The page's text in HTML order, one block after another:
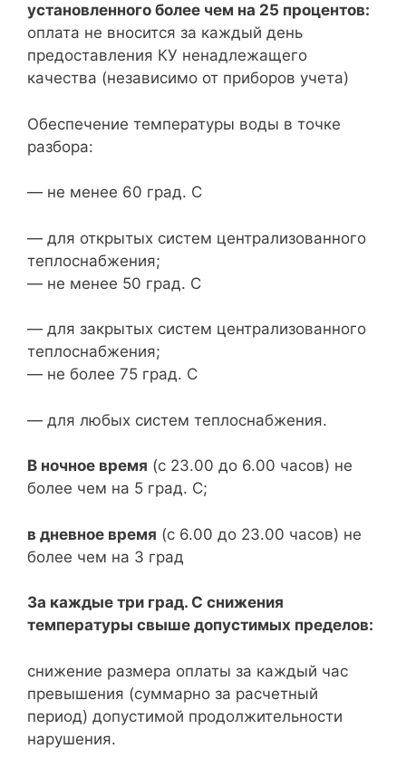
установленного более чем на 25 процентов:
оплата не вносится за каждый день
предоставления КУ ненадлежащего
качества (независимо от приборов учета)
Обеспечение температуры воды в точке
разбора:
— не менее 60 град. C
— для открытых систем централизованного
теплоснабжения;
— не менее 50 град. C
— для закрытых систем централизованного
теплоснабжения;
— не более 75 град. C
— для любых систем теплоснабжения.
В ночное время (с 23.00 до 6.00 часов) не
более чем на 5 град. C;
в дневное время (с 6.00 до 23.00 часов) не
более чем на 3 град
За каждые три град. С снижения
температуры свыше допустимых пределов:
снижение размера оплаты за каждый час
превышения (суммарно за расчетный
период) допустимой продолжительности
нарушения.